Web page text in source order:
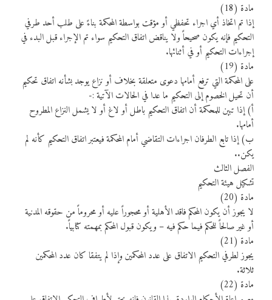
مادة (18)
إذا تم اتخاذ أي اجراء تحفظي أو مؤقت بواسطة المحكمة بناءً على طلب أحد طرفي
التحكيم فإنه يكون صحيحاً ولا يناقض اتفاق التحكيم سواء تم الإجراء قبل البدء في
إجراءات التحكيم أو في أثنائها.
مادة (19)
على المحكمة التي ترفع أمامها دعوى متعلقة بخلاف أو نزاع يوجد بشأنه اتفاق تحكيم
أن تحيل الخصوم إلى التحكيم ما عدا في الحالات الآتية :-
أ) إذا تبين للمحكمة أن اتفاق التحكيم باطل أو لاغ أو لا يشمل النزاع المطروح
أمامها.
ب) إذا تابع الطرفان اجراءات التقاضي أمام المحكمة فيعتبر اتفاق التحكيم كأنه لم
يكن..
الفصل الثالث
تشكيل هيئة التحكيم
مادة (20)
لا يجوز أن يكون المحكم فاقد الأهلية أو محجوراً عليه أو محروماً من حقوقه المدنية
أو غير صالحاً للحكم فيما حكم فيه – ويكون قبول المحكم بمهمته كتابياً.
مادة (21)
يجوز لطرفي التحكيم الاتفاق على عدد المحكمين وإذا لم يتفقا كان عدد المحكمين
ثلاثة.
مادة (22)